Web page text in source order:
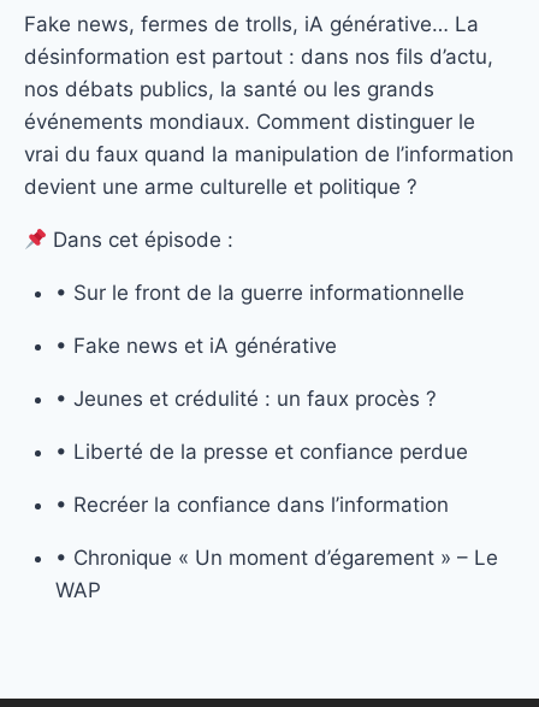
Fake news, fermes de trolls, iA générative… La
désinformation est partout : dans nos fils d’actu,
nos débats publics, la santé ou les grands
événements mondiaux. Comment distinguer le
vrai du faux quand la manipulation de l’information
devient une arme culturelle et politique ?
Dans cet épisode :
• Sur le front de la guerre informationnelle
• Fake news et iA générative
• Jeunes et crédulité : un faux procès ?
• Liberté de la presse et confiance perdue
• Recréer la confiance dans l’information
• Chronique « Un moment d’égarement » – Le
WAP